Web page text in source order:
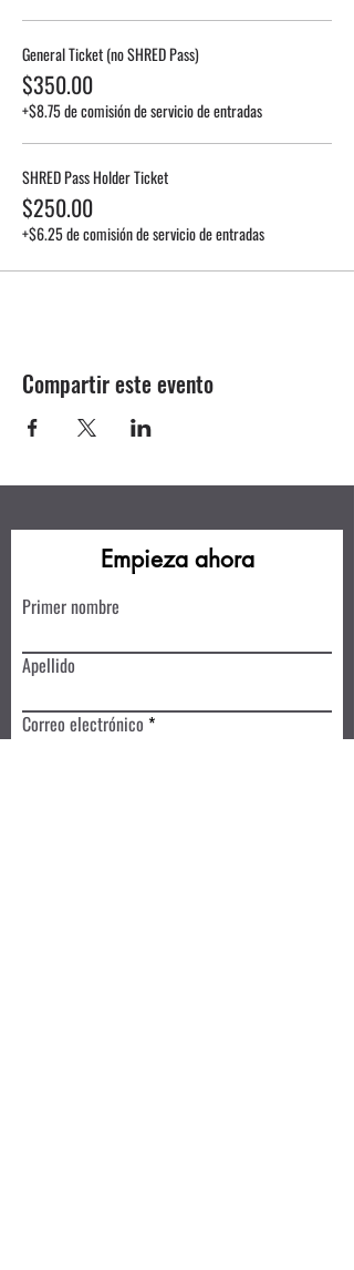
General Ticket (no SHRED Pass)
$350.00
+$8.75 de comisión de servicio de entradas
SHRED Pass Holder Ticket
$250.00
+$6.25 de comisión de servicio de entradas
Compartir este evento
Empieza ahora
Primer nombre
Apellido
Correo electrónico